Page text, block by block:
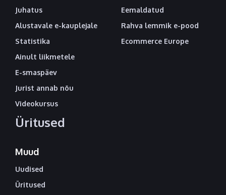
Juhatus
Alustavale e-kauplejale
Statistika
Ainult liikmetele
E-smaspäev
Jurist annab nõu
Videokursus
Üritused
Eemaldatud
Rahva lemmik e-pood
Ecommerce Europe
Muud
Uudised
Üritused